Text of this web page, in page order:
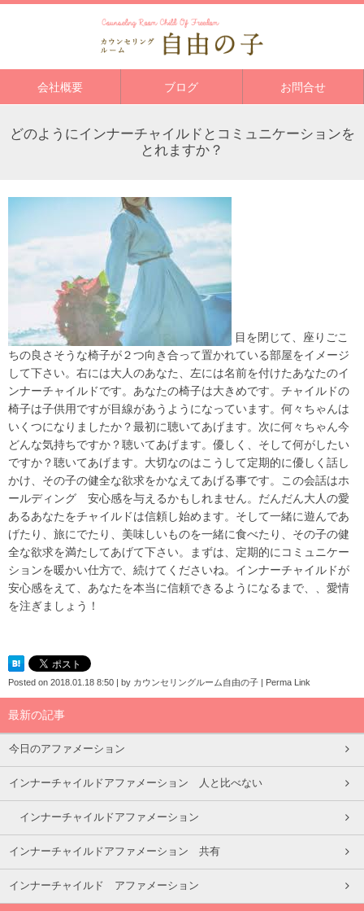
会社概要 ブログ お問合せ
どのようにインナーチャイルドとコミュニケーションを
とれますか？
目を閉じて、座りごこ
ちの良さそうな椅子が２つ向き合って置かれている部屋をイメージ
して下さい。右には大人のあなた、左には名前を付けたあなたのイ
ンナーチャイルドです。あなたの椅子は大きめです。チャイルドの
椅子は子供用ですが目線があうようになっています。何々ちゃんは
いくつになりましたか？最初に聴いてあげます。次に何々ちゃん今
どんな気持ちですか？聴いてあげます。優しく、そして何がしたい
ですか？聴いてあげます。大切なのはこうして定期的に優しく話し
かけ、その子の健全な欲求をかなえてあげる事です。この会話はホ
ールディング 安心感を与えるかもしれません。だんだん大人の愛
あるあなたをチャイルドは信頼し始めます。そして一緒に遊んであ
げたり、旅にでたり、美味しいものを一緒に食べたり、その子の健
全な欲求を満たしてあげて下さい。まずは、定期的にコミュニケー
ションを暖かい仕方で、続けてくださいね。インナーチャイルドが
安心感をえて、あなたを本当に信頼できるようになるまで、、愛情
を注ぎましょう！
Posted on 2018.01.18 8:50 | by カウンセリングルーム自由の子 | Perma Link
最新の記事
今日のアファメーション
インナーチャイルドアファメーション 人と比べない
インナーチャイルドアファメーション
インナーチャイルドアファメーション 共有
インナーチャイルド アファメーション